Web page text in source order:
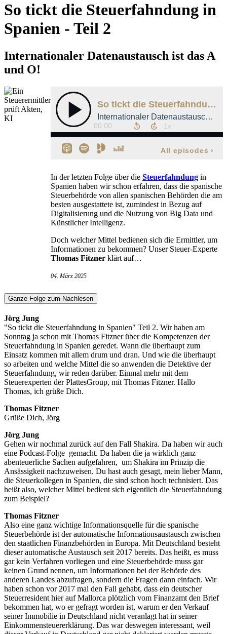
So tickt die Steuerfahndung in
Spanien - Teil 2
Internationaler Datenaustausch ist das A
und O!
In der letzten Folge über die Steuerfahndung in
Spanien haben wir schon erfahren, dass die spanische
Steuerbehörde von allen spanischen Behörden die am
besten ausgestattete ist, zumindest in Bezug auf
Digitalisierung und die Nutzung von Big Data und
Künstlicher Intelligenz.
Doch welcher Mittel bedienen sich die Ermittler, um
Informationen zu bekommen? Unser Steuer-Experte
Thomas Fitzner klärt auf…
04. März 2025
Ganze Folge zum Nachlesen
Jörg Jung
"So tickt die Steuerfahndung in Spanien" Teil 2. Wir haben am
Sonntag ja schon mit Thomas Fitzner über die Kompetenzen der
Steuerfahndung in Spanien geredet. Wann die überhaupt zum
Einsatz kommen mit allem drum und dran. Und wie die überhaupt
so arbeiten und welche Mittel die so anwenden die Detektive der
Steuerfahndung, wir reden darüber. Einmal mehr mit dem
Steuerexperten der PlattesGroup, mit Thomas Fitzner. Hallo
Thomas, ich grüße Dich.
Thomas Fitzner
Grüße Dich, Jörg
Jörg Jung
Gehen wir nochmal zurück auf den Fall Shakira. Da haben wir auch
eine Podcast-Folge gemacht. Da haben die ja wirklich ganz
abenteuerliche Sachen aufgefahren, um Shakira im Prinzip die
Ansässigkeit nachzuweisen. Du hast auch gesagt, mein lieber Mann,
die Steuerkollegen in Spanien, die sind schon hoch technisiert. Das
heißt also, welcher Mittel bedient sich eigentlich die Steuerfahndung
zum Beispiel?
Thomas Fitzner
Also eine ganz wichtige Informationsquelle für die spanische
Steuerbehörde ist der automatische Informationsaustausch zwischen
den staatlichen Finanzbehörden in Europa. Mit Deutschland besteht
dieser automatische Austausch seit 2017 bereits. Das heißt, es muss
gar kein Verfahren vorliegen und eine Steuerbehörde muss gar
keinen Grund nennen, um Informationen bei der Behörde des
anderen Landes abzufragen, sondern die Fragen dann einfach. Wir
haben schon vor 2017 mal den Fall gehabt, dass ein deutscher
Steuerresident hier auf Mallorca plötzlich vom Finanzamt den Brief
bekommen hat, wo er gefragt worden ist, warum er den Verkauf
seiner Immobilie in Deutschland nicht veranlagt hat in seiner
Einkommensteuererklärung. Das war deswegen interessant, weil